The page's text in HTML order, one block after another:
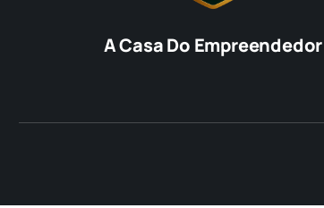
A Casa Do Empreendedor